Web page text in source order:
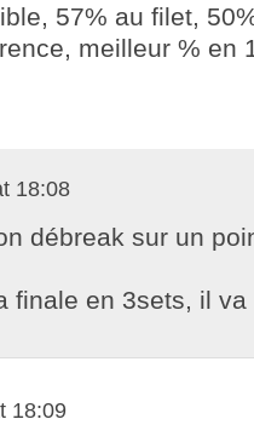
57% au filet,
meilleur % en
18:08
débreak sur un
finale en 3sets, il
18:09